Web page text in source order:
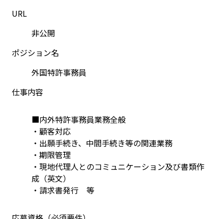
URL
非公開
ポジション名
外国特許事務員
仕事内容
■内外特許事務員業務全般
・顧客対応
・出願手続き、中間手続き等の関連業務
・期限管理
・現地代理人とのコミュニケーション及び書類作
成（英文）
・請求書発行　等